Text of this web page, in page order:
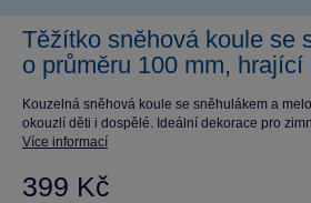
Těžítko sněhová koule se
o průměru 100 mm, hrající
Kouzelná sněhová koule se sněhulákem a
okouzlí děti i dospělé. Ideální dekorace pro
Více informací
399 Kč